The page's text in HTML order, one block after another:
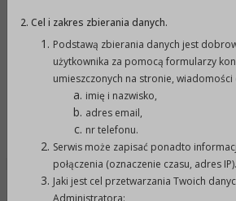
Załączniki
Rejestr zmian
DANE ADRESOWE:
2. Cel i zakres zbierania danych.
Podstawą zbierania danych jest
użytkownika za pomocą formularzy
umieszczonych na stronie, wiadomości
imię i nazwisko,
adres email,
nr telefonu.
Serwis może zapisać ponadto
połączenia (oznaczenie czasu, adres IP).
Jaki jest cel przetwarzania Twoich
Administratora: